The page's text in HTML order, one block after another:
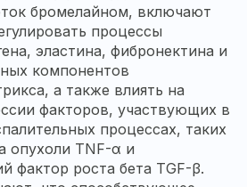
бромелайном, включают
процессы
эластина, фибронектина и
компонентов
а также влиять на
факторов, участвующих в
процессах, таких
опухоли TNF-α и
фактор роста бета TGF-β.